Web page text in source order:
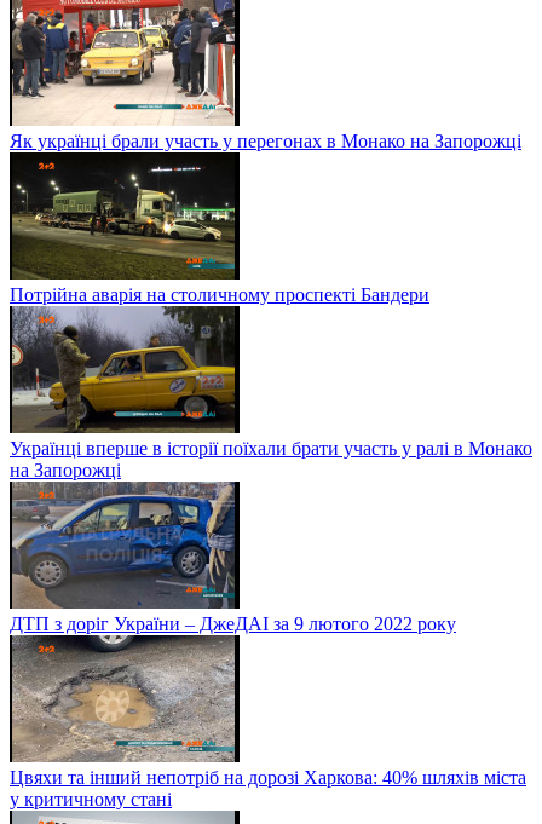
Як українці брали участь у перегонах в Монако на Запорожці
Потрійна аварія на столичному проспекті Бандери
Українці вперше в історії поїхали брати участь у ралі в Монако
на Запорожці
ДТП з доріг України – ДжеДАІ за 9 лютого 2022 року
Цвяхи та інший непотріб на дорозі Харкова: 40% шляхів міста
у критичному стані